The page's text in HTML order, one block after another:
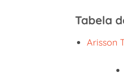
Tabela
Arisson